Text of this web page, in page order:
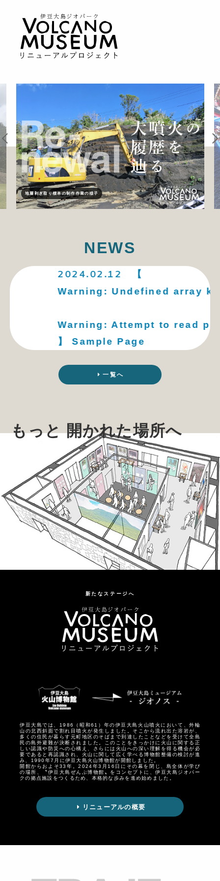
地層剥ぎ取り標本の制作作業の様子
NEWS
2024.02.12
【
Warning: Undefined array key
Warning: Attempt to read
】 Sample Page
一覧へ
もっと 開かれた場所へ
新たなステージへ
伊豆大島では、1986（昭和61）年の伊豆大島火山噴火において、外輪
山の北西斜面で割れ目噴火が発生しました。そこから流れ出た溶岩が、
多くの住民が暮らす元町地区のそばまで到達したことなどを受けて全島
民の島外避難が決断されました。このことをきっかけに火山に関する正
しい認識や防災への心構え、さらには火山への深い理解を得る機会が必
要であると再認識され、火山に関して広く学べる博物館整備の検討が進
み、1990年7月に伊豆大島火山博物館が開館しました。
開館からおよそ33年。2024年3月16日にその幕を閉じ、島全体が学び
の場所、〝伊豆大島ぜんぶ博物館〟をコンセプトに、伊豆大島ジオパー
クの拠点施設をつくるため、本格的な歩みを進め始めました。
リニューアルの概要